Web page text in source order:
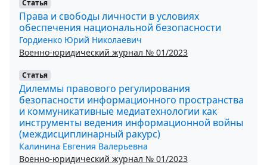
Статья
Права и свободы личности в условиях
обеспечения национальной безопасности
Гордиенко Юрий Николаевич
Военно-юридический журнал № 01/2023
Статья
Дилеммы правового регулирования
безопасности информационного пространства
и коммуникативные медиатехнологии как
инструменты ведения информационной войны
(междисциплинарный ракурс)
Калинина Евгения Валерьевна
Военно-юридический журнал № 01/2023